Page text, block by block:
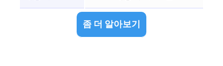
좀 더 알아보기